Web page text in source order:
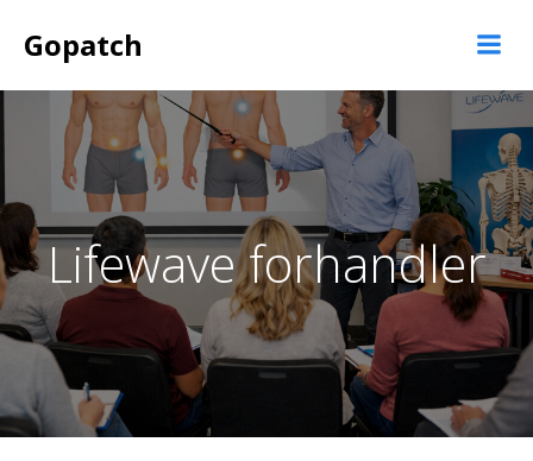
Gopatch
Lifewave forhandler